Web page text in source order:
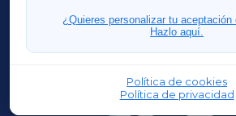
¿Quieres personalizar tu aceptación
Hazlo aquí.
Política de cookies
Política de privacidad
FERROLXA
OURENSEXA